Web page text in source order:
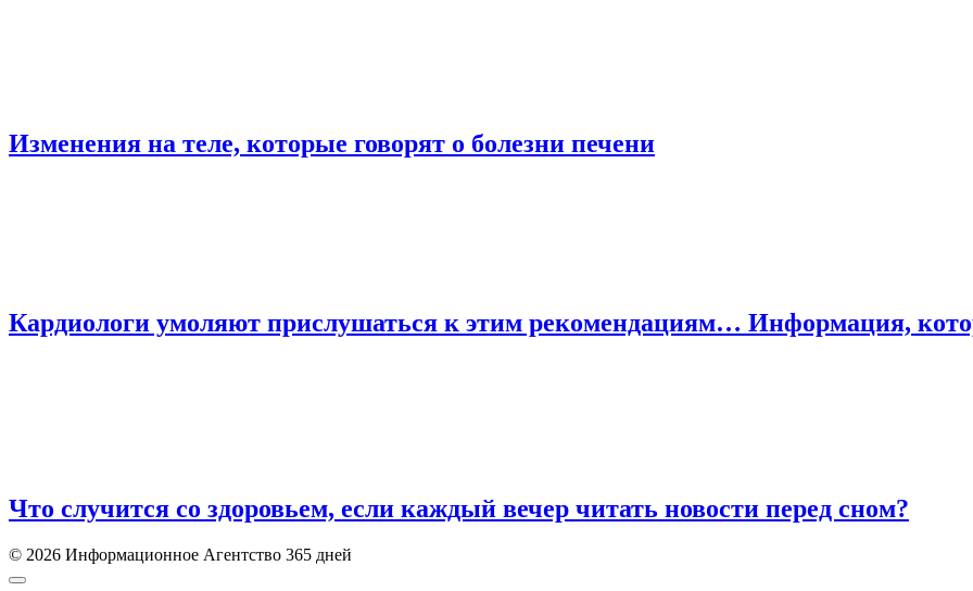
Изменения на теле, которые говорят о болезни печени
Кардиологи умоляют прислушаться к этим рекомендациям… Информация,
Что случится со здоровьем, если каждый вечер читать новости перед сном?
© 2026 Информационное Агентство 365 дней